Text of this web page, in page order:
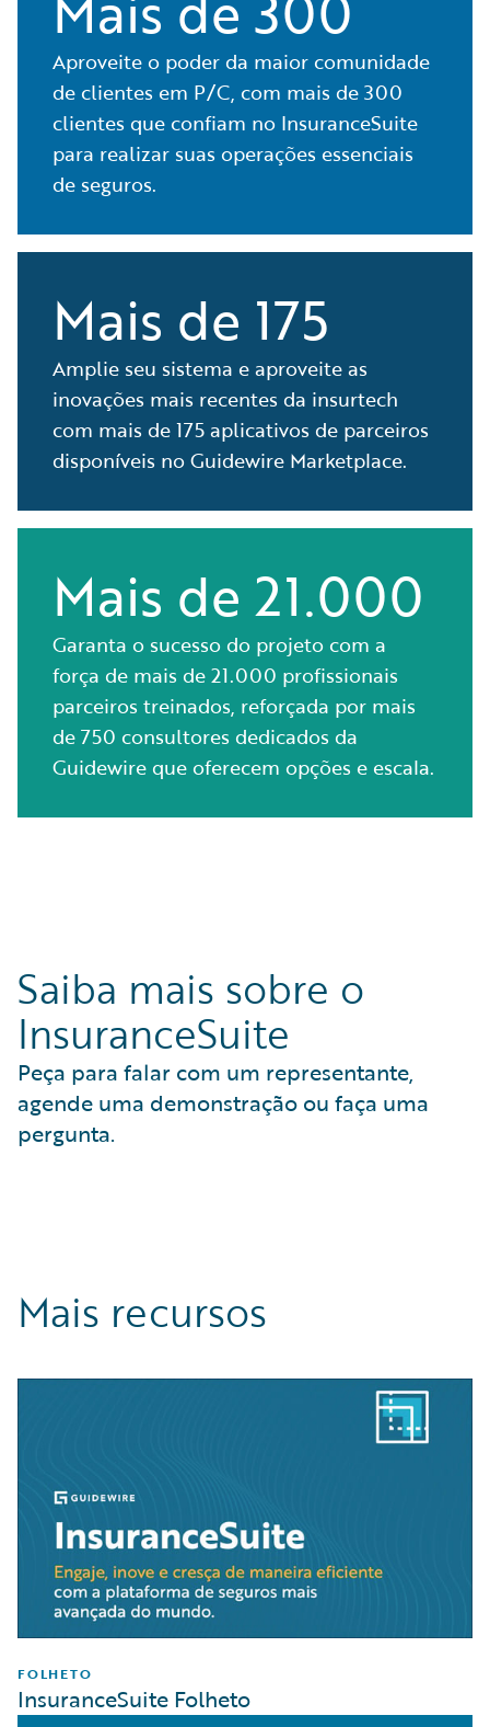
Aproveite o poder da maior comunidade
de clientes em P/C, com mais de 300
clientes que confiam no InsuranceSuite
para realizar suas operações essenciais
de seguros.
Mais de 175
Amplie seu sistema e aproveite as
inovações mais recentes da insurtech
com mais de 175 aplicativos de parceiros
disponíveis no Guidewire Marketplace.
Mais de 21.000
Garanta o sucesso do projeto com a
força de mais de 21.000 profissionais
parceiros treinados, reforçada por mais
de 750 consultores dedicados da
Guidewire que oferecem opções e escala.
Saiba mais sobre o
InsuranceSuite
Peça para falar com um representante,
agende uma demonstração ou faça uma
pergunta.
Mais recursos
FOLHETO
InsuranceSuite Folheto